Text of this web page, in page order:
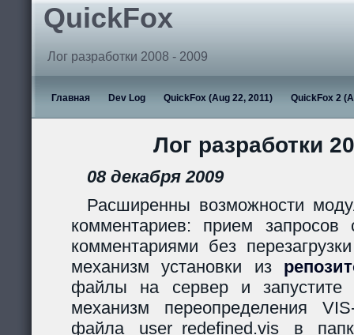
QuickFox
Лог разработки 2008 - 2009
Главная Dev Log QuickFox (Aug 22, 2011) QuickFox 2
Лог разработки
08 декабря 2009
Расширенны возможности
комментариев: прием запросов
комментариями без
механизм установки из
файлы на сервер и запустите
механизм переопределения
файла user_redefined.vis в